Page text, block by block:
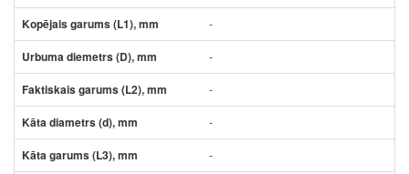
-
-
-
-
-